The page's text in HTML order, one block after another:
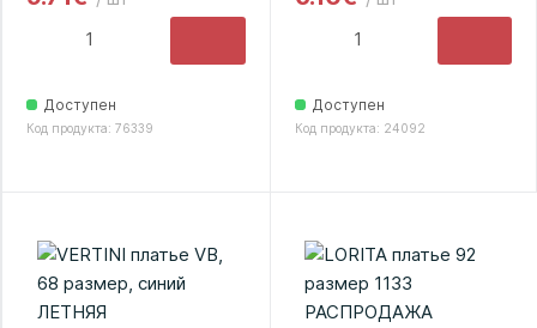
Доступен
Код продукта: 76339
Доступен
Код продукта: 24092